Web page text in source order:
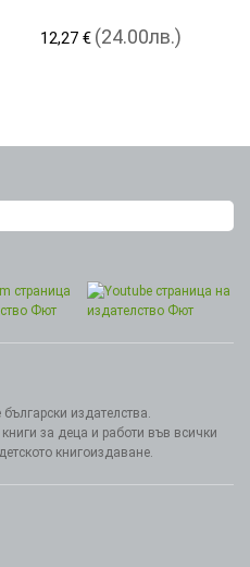
12,27 € (24.00лв.)
издателства.
за деца и работи във всички
книгоиздаване.